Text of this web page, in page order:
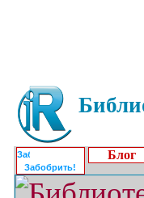
Забобрить!
Блог